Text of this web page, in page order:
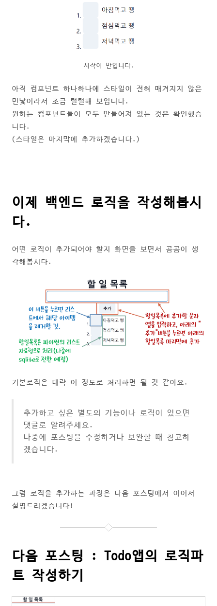
시작이 반입니다.
아직 컴포넌트 하나하나에 스타일이 전혀 매겨지지 않은
민낯이라서 조금 털털해 보입니다.
원하는 컴포넌트들이 모두 만들어져 있는 것은 확인했습
니다.
(스타일은 마지막에 추가하겠습니다.)
이제 백엔드 로직을 작성해봅시
다.
어떤 로직이 추가되어야 할지 화면을 보면서 곰곰이 생
각해봅시다.
기본로직은 대략 이 정도로 처리하면 될 것 같아요.
추가하고 싶은 별도의 기능이나 로직이 있으면
댓글로 알려주세요.
나중에 포스팅을 수정하거나 보완할 때 참고하
겠습니다.
그럼 로직을 추가하는 과정은 다음 포스팅에서 이어서
설명드리겠습니다!
다음 포스팅 : Todo앱의 로직파
트 작성하기